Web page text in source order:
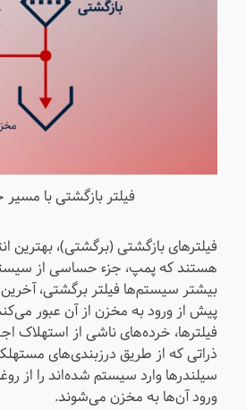
فیلتر بازگشتی با مسیر
فیلترهای بازگشتی (برگشتی)، بهترین
هستند که پمپ، جزء حساسی از
بیشتر سیستم‌ها فیلتر برگشتی،
پیش از ورود به مخزن از آن عبور
فیلترها، خرده‌های ناشی از استهلاک
ذراتی که از طریق درزبندی‌های
سیلندرها وارد سیستم شده‌اند را از
ورود آن‌ها به مخزن می‌شوند.